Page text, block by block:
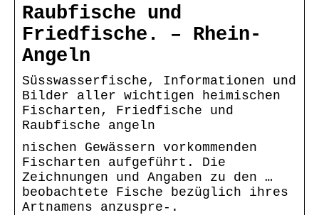
Raubfische und
Friedfische. – Rhein-
Angeln
Süsswasserfische, Informationen und
Bilder aller wichtigen heimischen
Fischarten, Friedfische und
Raubfische angeln
nischen Gewässern vorkommenden
Fischarten aufgeführt. Die
Zeichnungen und Angaben zu den …
beobachtete Fische bezüglich ihres
Artnamens anzuspre-.